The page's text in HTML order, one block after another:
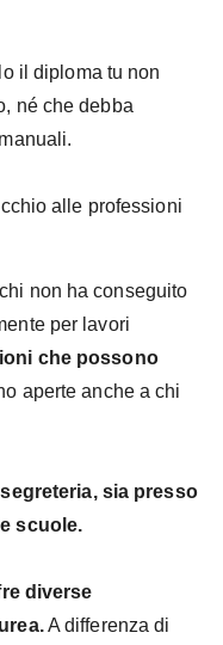
il diploma tu non
né che debba
alle professioni
non ha conseguito
per lavori
che possono
aperte anche a chi
sia presso
scuole.
diverse
A differenza di